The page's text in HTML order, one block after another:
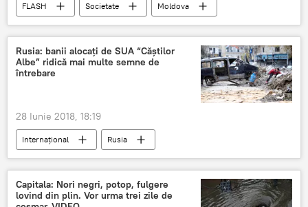
FLASH Societate
Moldova
Republica Moldova
Foto Vremea
Rusia: banii alocați de SUA “Căștilor
Albe” ridică mai multe semne de
întrebare
28 Iunie 2018, 18:19
Internaţional
Rusia
Războiul din Siria. Tensiunile din provincia Idlib
Politică
Siria
SUA
Washington
Deir ez-Zor
Capitala: Nori negri, potop, fulgere
lovind din plin. Vor urma trei zile de